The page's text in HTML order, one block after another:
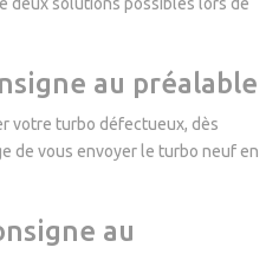
au préalable
votre turbo défectueux, dès
de vous envoyer le turbo neuf en
au